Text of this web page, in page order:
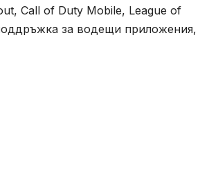
Call of Duty Mobile, League of
за водещи приложения,